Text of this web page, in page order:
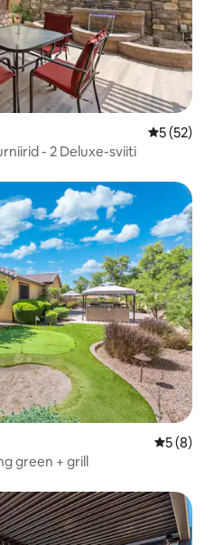
Keskmine
5 (52)
- 2 Deluxe-sviiti
5 (8)
green + grill